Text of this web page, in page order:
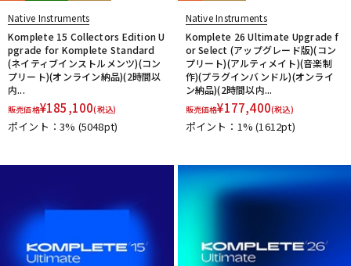
Native Instruments
Komplete 15 Collectors Edition U
pgrade for Komplete Standard
(ネイティブインストルメンツ)(コン
プリート)(オンライン納品)(2時間以
内...
販売価格¥185,100(税込)
ポイント：3% (5048pt)
Native Instruments
Komplete 26 Ultimate Upgrade f
or Select (アップグレード版)(コン
プリート)(アルティメイト)(音楽制
作)(プラグインバンドル)(オンライ
ン納品)(2時間以内...
販売価格¥177,400(税込)
ポイント：1%(1612pt)